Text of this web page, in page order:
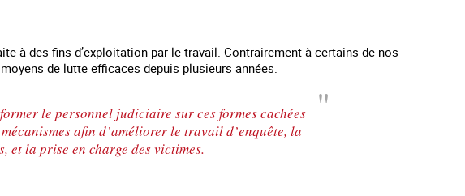
à des fins d’exploitation par le travail. Contrairement à certains de nos
de lutte efficaces depuis plusieurs années.
le personnel judiciaire sur ces formes cachées
afin d’améliorer le travail d’enquête, la
et la prise en charge des victimes.